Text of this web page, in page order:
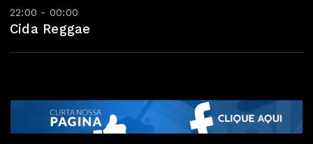
22:00 - 00:00
Cida Reggae